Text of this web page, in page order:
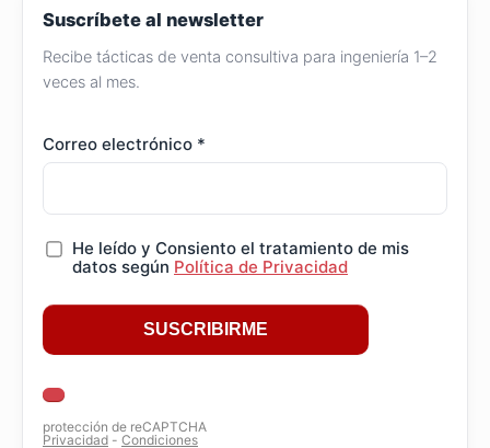
Suscríbete al newsletter
Recibe tácticas de venta consultiva para ingeniería 1–2
veces al mes.